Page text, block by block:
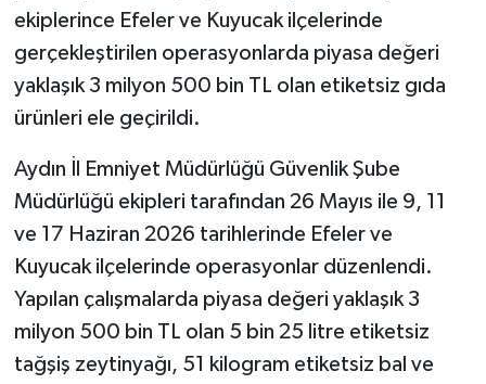
ekiplerince Efeler ve Kuyucak ilçelerinde
gerçekleştirilen operasyonlarda piyasa değeri
yaklaşık 3 milyon 500 bin TL olan etiketsiz gıda
ürünleri ele geçirildi.
Aydın İl Emniyet Müdürlüğü Güvenlik Şube
Müdürlüğü ekipleri tarafından 26 Mayıs ile 9, 11
ve 17 Haziran 2026 tarihlerinde Efeler ve
Kuyucak ilçelerinde operasyonlar düzenlendi.
Yapılan çalışmalarda piyasa değeri yaklaşık 3
milyon 500 bin TL olan 5 bin 25 litre etiketsiz
tağşiş zeytinyağı, 51 kilogram etiketsiz bal ve